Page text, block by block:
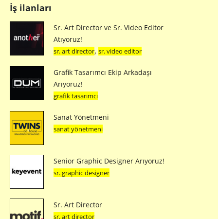
İş ilanları
Sr. Art Director ve Sr. Video Editor
Atıyoruz!
sr. art director, sr. video editor
Grafik Tasarımcı Ekip Arkadaşı
Arıyoruz!
grafik tasarımcı
Sanat Yönetmeni
sanat yönetmeni
Senior Graphic Designer Arıyoruz!
sr. graphic designer
Sr. Art Director
sr. art director